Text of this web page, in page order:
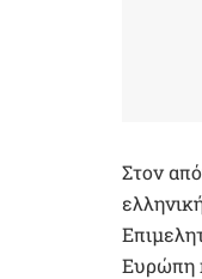
Στον
Ευρώπη